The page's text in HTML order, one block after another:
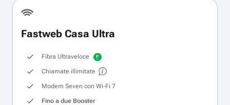
Fastweb Casa Ultra
Fibra Ultraveloce
Chiamate illimitate
Modem Seven con Wi‑Fi 7
Fino a due Booster